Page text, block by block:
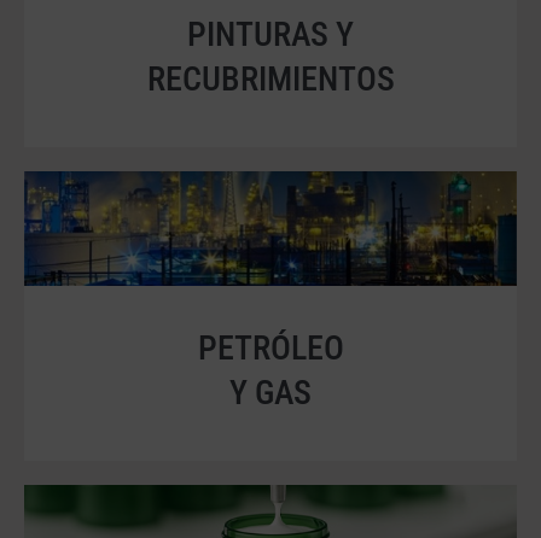
PINTURAS Y
RECUBRIMIENTOS
PETRÓLEO
Y GAS